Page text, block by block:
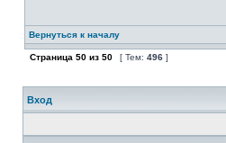
Вернуться к началу
Страница 50 из 50 [ Тем: 496 ]
Вход